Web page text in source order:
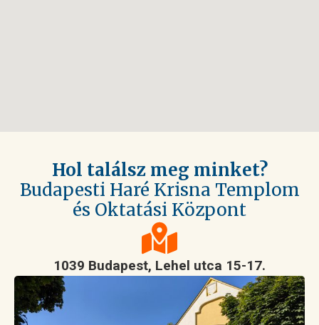
Hol találsz meg minket?
Budapesti Haré Krisna Templom
és Oktatási Központ
1039 Budapest, Lehel utca 15-17.